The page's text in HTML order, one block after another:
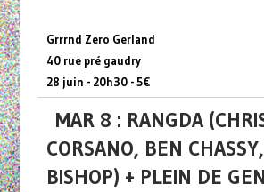
Grrrnd Zero Gerland
40 rue pré gaudry
28 juin - 20h30 - 5€
MAR 8 : RANGDA
CORSANO, BEN
BISHOP) + PLEIN DE